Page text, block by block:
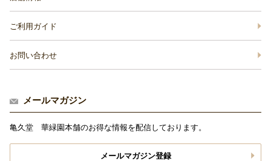
ご利用ガイド
お問い合わせ
メールマガジン
亀久堂 華緑園本舗のお得な情報を配信しております。
メールマガジン登録